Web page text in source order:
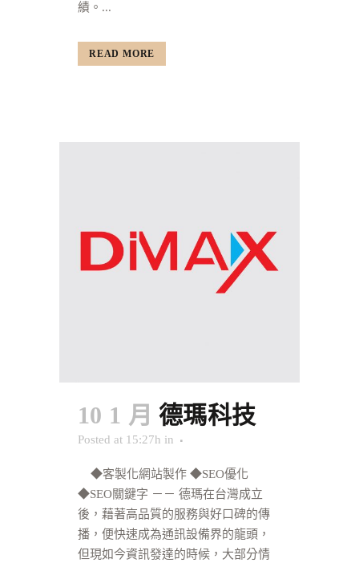
績。...
READ MORE
10 1 月 德瑪科技
Posted at 15:27h in
◆客製化網站製作 ◆SEO優化
◆SEO關鍵字 －－ 德瑪在台灣成立
後，藉著高品質的服務與好口碑的傳
播，便快速成為通訊設備界的龍頭，
但現如今資訊發達的時候，大部分情